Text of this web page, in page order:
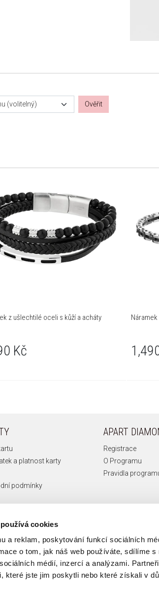
cookies
a reklam, poskytování funkcí sociálních
o tom, jak náš web používáte, sdílíme
médií, inzercí a analýzami.
které jste jim poskytli nebo které získali v
(volitelný) Ověřit
z ušlechtilé oceli s kůží a acháty
Kč
a platnost karty
podmínky
APART
Registrace
O Programu
Pravidla